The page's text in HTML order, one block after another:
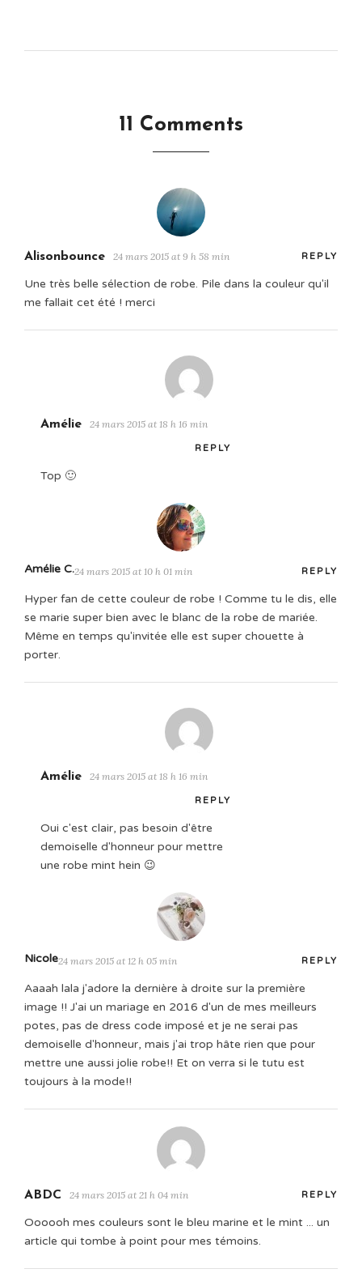
11 Comments
Alisonbounce 24 mars 2015 at 9 h 58 min REPLY
Une très belle sélection de robe. Pile dans la couleur qu'il
me fallait cet été ! merci
Amélie 24 mars 2015 at 18 h 16 min
REPLY
Top 🙂
Amélie C.24 mars 2015 at 10 h 01 min REPLY
Hyper fan de cette couleur de robe ! Comme tu le dis, elle
se marie super bien avec le blanc de la robe de mariée.
Même en temps qu'invitée elle est super chouette à
porter.
Amélie 24 mars 2015 at 18 h 16 min
REPLY
Oui c'est clair, pas besoin d'être
demoiselle d'honneur pour mettre
une robe mint hein 😉
Nicole24 mars 2015 at 12 h 05 min REPLY
Aaaah lala j'adore la dernière à droite sur la première
image !! J'ai un mariage en 2016 d'un de mes meilleurs
potes, pas de dress code imposé et je ne serai pas
demoiselle d'honneur, mais j'ai trop hâte rien que pour
mettre une aussi jolie robe!! Et on verra si le tutu est
toujours à la mode!!
ABDC 24 mars 2015 at 21 h 04 min REPLY
Oooooh mes couleurs sont le bleu marine et le mint ... un
article qui tombe à point pour mes témoins.